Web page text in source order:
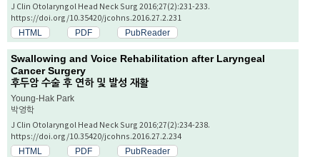
J Clin Otolaryngol Head Neck Surg 2016;27(2):231-233.
https://doi.org/10.35420/jcohns.2016.27.2.231
HTML PDF PubReader
Swallowing and Voice Rehabilitation after Laryngeal
Cancer Surgery
후두암 수술 후 연하 및 발성 재활
Young-Hak Park
박영학
J Clin Otolaryngol Head Neck Surg 2016;27(2):234-238.
https://doi.org/10.35420/jcohns.2016.27.2.234
HTML PDF PubReader